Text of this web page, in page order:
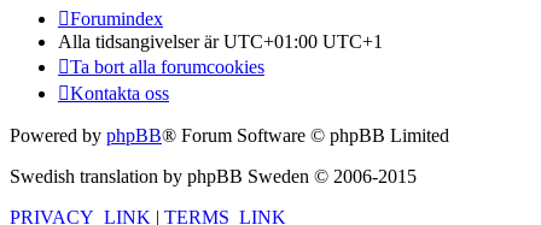
Forumindex
Alla tidsangivelser är UTC+01:00 UTC+1
Ta bort alla forumcookies
Kontakta oss
Powered by phpBB® Forum Software © phpBB Limited
Swedish translation by phpBB Sweden © 2006-2015
PRIVACY_LINK | TERMS_LINK